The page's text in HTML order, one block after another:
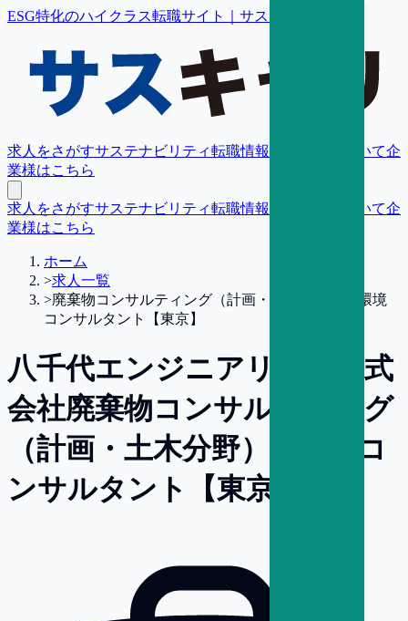
ESG特化のハイクラス転職サイト｜サスキャリ
求人をさがすサステナビリティ転職情報 転職支援について企
業様はこちら
求人をさがすサステナビリティ転職情報 転職支援について企
業様はこちら
ホーム
>求人一覧
>廃棄物コンサルティング（計画・土木分野）／環境
コンサルタント【東京】
八千代エンジニアリング株式
会社廃棄物コンサルティング
（計画・土木分野）／環境コ
ンサルタント【東京】